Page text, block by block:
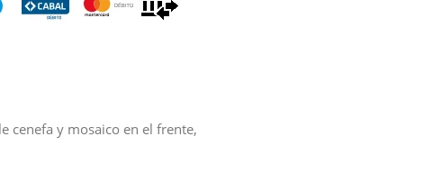
cenefa y mosaico en el frente,